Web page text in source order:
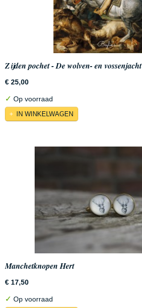
Zijden pochet - De wolven- en vossenjacht
€ 25,00
✓ Op voorraad
IN WINKELWAGEN
Manchetknopen Hert
€ 17,50
✓ Op voorraad